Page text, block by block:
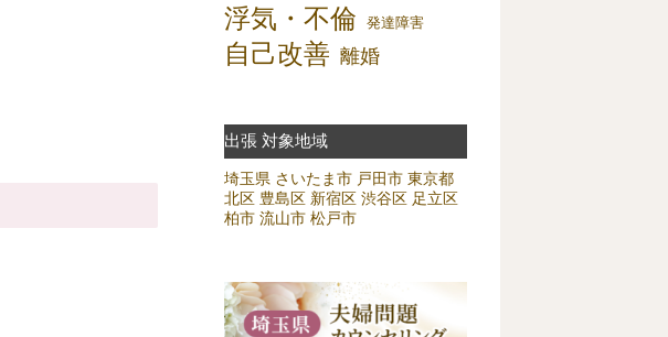
浮気・不倫 発達障害
自己改善 離婚
出張 対象地域
埼玉県 さいたま市 戸田市 東京都
北区 豊島区 新宿区 渋谷区 足立区
柏市 流山市 松戸市